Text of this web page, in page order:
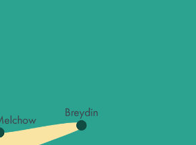
Donec quam felis, ultricies nec.